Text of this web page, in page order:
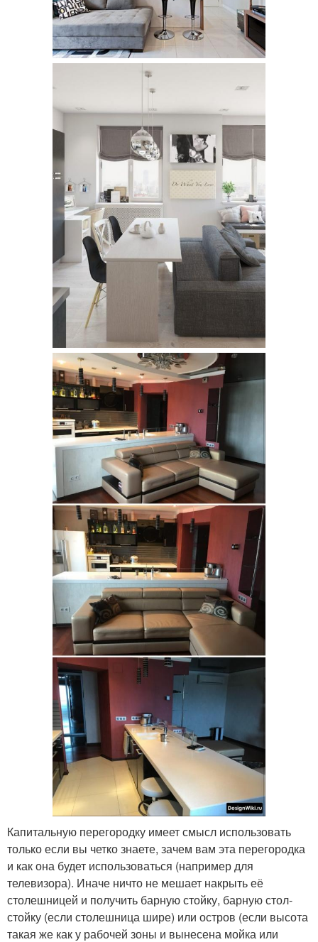
Капитальную перегородку имеет смысл использовать
только если вы четко знаете, зачем вам эта перегородка
и как она будет использоваться (например для
телевизора). Иначе ничто не мешает накрыть её
столешницей и получить барную стойку, барную стол-
стойку (если столешница шире) или остров (если высота
такая же как у рабочей зоны и вынесена мойка или